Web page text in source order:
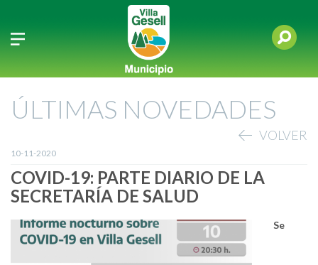
ÚLTIMAS NOVEDADES
VOLVER
10-11-2020
COVID-19: PARTE DIARIO DE LA
SECRETARÍA DE SALUD
Se